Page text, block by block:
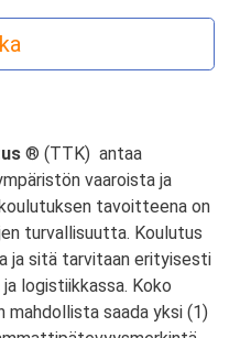
® (TTK) antaa
vaaroista ja
tavoitteena on
turvallisuutta. Koulutus
ja sitä tarvitaan erityisesti
logistiikkassa. Koko
mahdollista saada yksi (1)